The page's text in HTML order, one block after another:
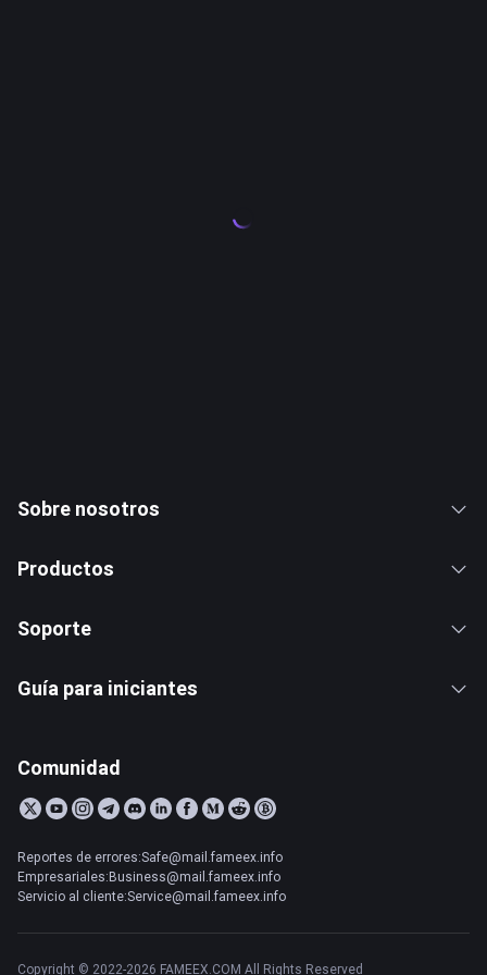
Sobre nosotros
Productos
Soporte
Guía para iniciantes
Comunidad
Reportes de errores:Safe@mail.fameex.info
Empresariales:Business@mail.fameex.info
Servicio al cliente:Service@mail.fameex.info
Copyright © 2022-2026 FAMEEX.COM All Rights Reserved